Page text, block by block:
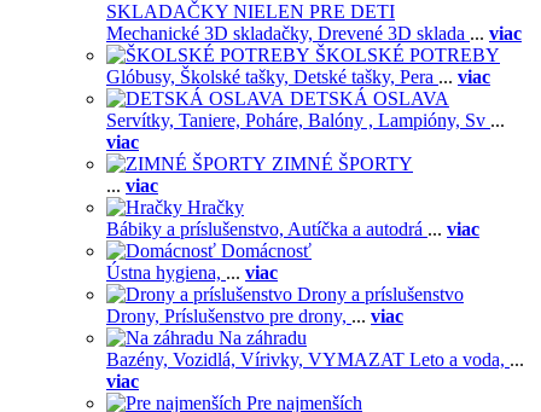
SKLADAČKY NIELEN PRE DETI
Mechanické 3D skladačky, Drevené 3D sklada ... viac
ŠKOLSKÉ POTREBY
Glóbusy, Školské tašky, Detské tašky, Pera ... viac
DETSKÁ OSLAVA
Servítky, Taniere, Poháre, Balóny , Lampióny, Sv ...
viac
ZIMNÉ ŠPORTY
... viac
Hračky
Bábiky a príslušenstvo, Autíčka a autodrá ... viac
Domácnosť
Ústna hygiena, ... viac
Drony a príslušenstvo
Drony, Príslušenstvo pre drony, ... viac
Na záhradu
Bazény, Vozidlá, Vírivky, VYMAZAT Leto a voda, ...
viac
Pre najmenších